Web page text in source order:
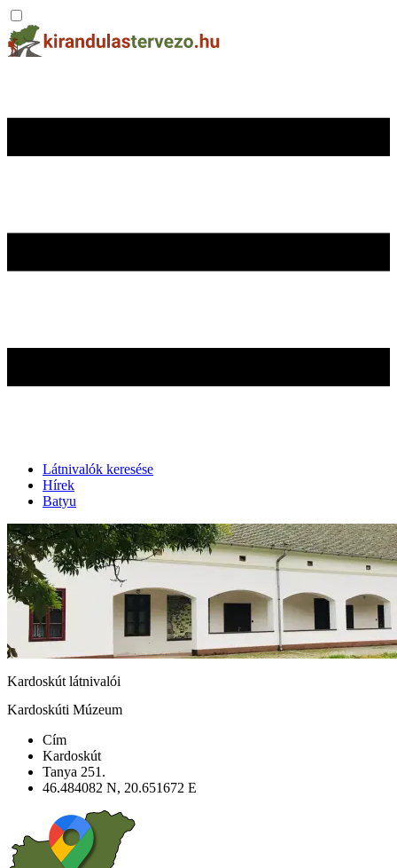
Látnivalók keresése
Hírek
Batyu
Kardoskút látnivalói
Kardoskúti Múzeum
Cím
Kardoskút
Tanya 251.
46.484082 N, 20.651672 E